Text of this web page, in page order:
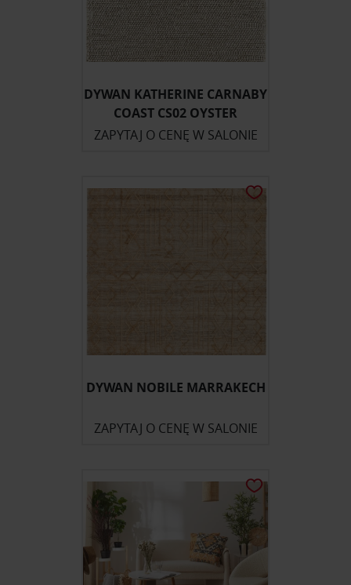
DYWAN KATHERINE CARNABY
COAST CS02 OYSTER
ZAPYTAJ O CENĘ W SALONIE
DYWAN NOBILE MARRAKECH
ZAPYTAJ O CENĘ W SALONIE